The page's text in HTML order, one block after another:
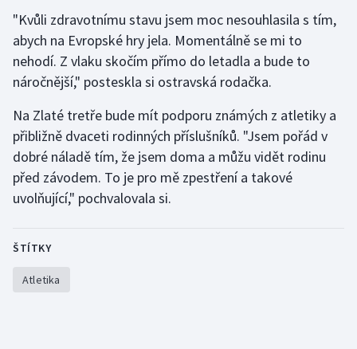
Volejbal
Ostatní
"Kvůli zdravotnímu stavu jsem moc nesouhlasila s tím,
abych na Evropské hry jela. Momentálně se mi to
nehodí. Z vlaku skočím přímo do letadla a bude to
náročnější," posteskla si ostravská rodačka.
Na Zlaté tretře bude mít podporu známých z atletiky a
přibližně dvaceti rodinných příslušníků. "Jsem pořád v
dobré náladě tím, že jsem doma a můžu vidět rodinu
před závodem. To je pro mě zpestření a takové
uvolňující," pochvalovala si.
ŠTÍTKY
Atletika